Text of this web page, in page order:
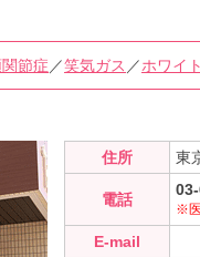
節症 ／笑気ガス ／ホワイ
住所 東
電話
※
E-mail